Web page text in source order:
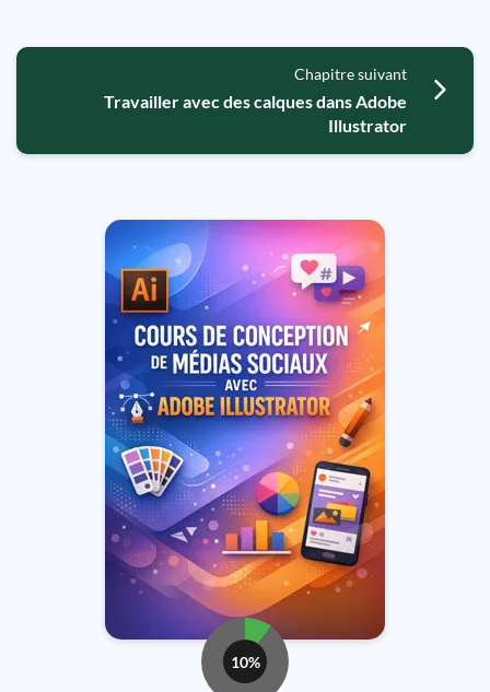
Chapitre suivant
Travailler avec des calques dans Adobe
Illustrator
10%